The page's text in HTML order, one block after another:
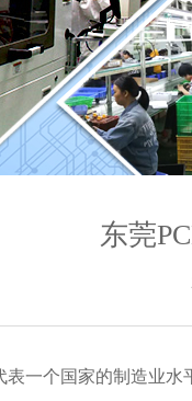
东莞
一个国家的制造业